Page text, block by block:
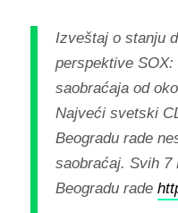
Izveštaj o stanju
perspektive
saobraćaja od
Najveći svetski
Beogradu rade
saobraćaj. Svih 7
Beogradu rade